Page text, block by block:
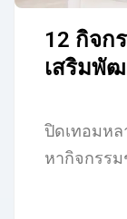
12 กิจก
เสริมพั
ปิดเทอมหล
หากิจกรร